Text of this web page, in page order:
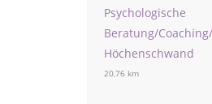
Psychologische
Beratung/
Höchenschwand
20,76 km